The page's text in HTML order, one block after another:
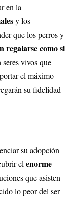
en la
y los
que los perros y
regalarse como si
seres vivos que
el máximo
su fidelidad
su adopción
el enorme
que asisten
lo peor del ser